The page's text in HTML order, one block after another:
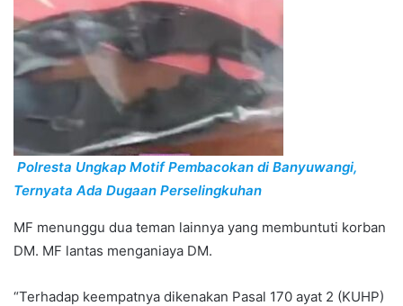
Polresta Ungkap Motif Pembacokan di Banyuwangi,
Ternyata Ada Dugaan Perselingkuhan
MF menunggu dua teman lainnya yang membuntuti korban
DM. MF lantas menganiaya DM.
“Terhadap keempatnya dikenakan Pasal 170 ayat 2 (KUHP)